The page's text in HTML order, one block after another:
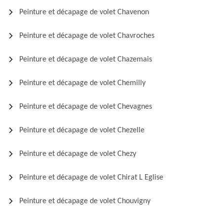
Peinture et décapage de volet Chavenon
Peinture et décapage de volet Chavroches
Peinture et décapage de volet Chazemais
Peinture et décapage de volet Chemilly
Peinture et décapage de volet Chevagnes
Peinture et décapage de volet Chezelle
Peinture et décapage de volet Chezy
Peinture et décapage de volet Chirat L Eglise
Peinture et décapage de volet Chouvigny